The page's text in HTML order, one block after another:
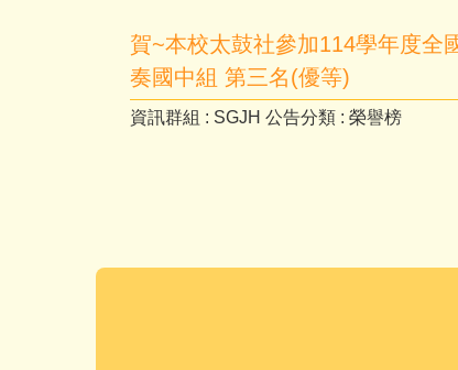
賀~本校太鼓社參加114學年度全
奏國中組 第三名(優等)
資訊群組 : SGJH 公告分類 : 榮譽榜